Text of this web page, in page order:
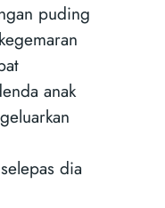
puding
anak
dia